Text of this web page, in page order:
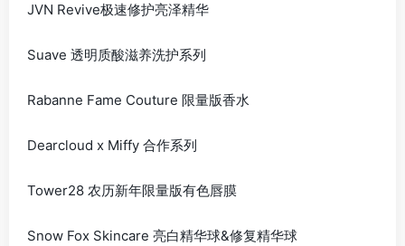
JVN Revive极速修护亮泽精华
Suave 透明质酸滋养洗护系列
Rabanne Fame Couture 限量版香水
Dearcloud x Miffy 合作系列
Tower28 农历新年限量版有色唇膜
Snow Fox Skincare 亮白精华球&修复精华球